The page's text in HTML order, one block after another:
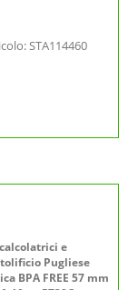
STA114460
e
Pugliese
BPA FREE 57 mm